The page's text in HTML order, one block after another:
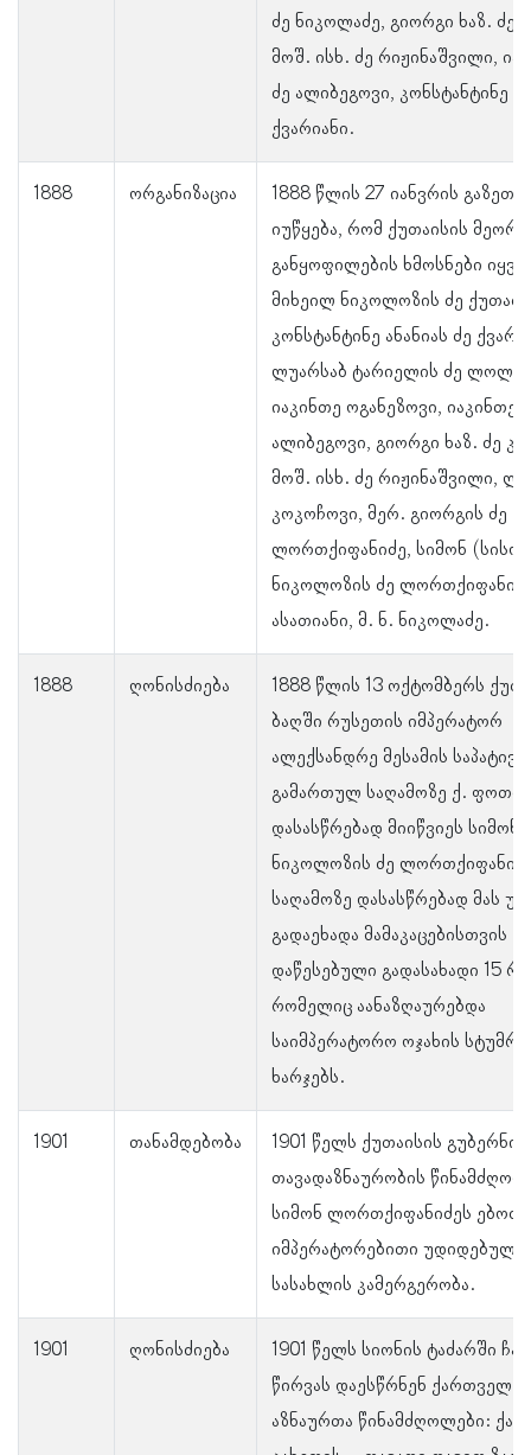
ძე ნიკოლაძე, გიორგი ხაზ. ძე
მოშ. ისხ. ძე რიჟინაშვილი,
ძე ალიბეგოვი, კონსტანტინე
ქვარიანი.
1888 ორგანიზაცია
1888 წლის 27 იანვრის გაზეთი
იუწყება, რომ ქუთაისის მეორე
განყოფილების ხმოსნები
მიხეილ ნიკოლოზის ძე
კონსტანტინე ანანიას ძე
ლუარსაბ ტარიელის ძე
იაკინთე ოგანეზოვი, იაკინთე
ალიბეგოვი, გიორგი ხაზ. ძე
მოშ. ისხ. ძე რიჟინაშვილი, ლ.
კოკოჩოვი, მერ. გიორგის ძე
ლორთქიფანიძე, სიმონ (სისო)
ნიკოლოზის ძე
ასათიანი, მ. ნ. ნიკოლაძე.
1888 ღონისძიება
1888 წლის 13 ოქტომბერს
ბაღში რუსეთის იმპერატორ
ალექსანდრე მესამის
გამართულ საღამოზე ქ.
დასასწრებად მიიწვიეს სიმონ
ნიკოლოზის ძე
საღამოზე დასასწრებად მას
გადაეხადა მამაკაცებისთვის
დაწესებული გადასახადი 15
რომელიც აანაზღაურებდა
საიმპერატორო ოჯახის
ხარჯებს.
1901 თანამდებობა
1901 წელს ქუთაისის
თავადაზნაურობის
სიმონ ლორთქიფანიძეს ებოძა
იმპერატორებითი
სასახლის კამერგერობა.
1901 ღონისძიება
1901 წელს სიონის ტაძარში
წირვას დაესწრნენ ქართველ
აზნაურთა წინამძღოლები: